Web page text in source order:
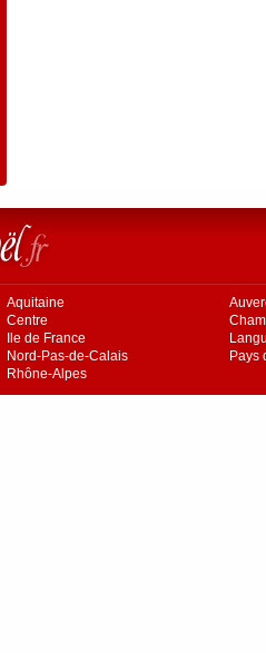
Aquitaine
Centre
Ile de France
Nord-Pas-de-Calais
Pays
Rhône-Alpes